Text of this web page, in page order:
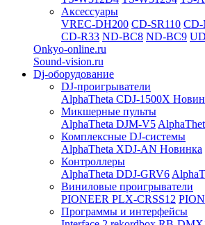
Аксессуары
VREC-DH200 CD-SR110
CD-R33 ND-BC8 ND-BC9
Onkyo-online.ru
Sound-vision.ru
Dj-оборудование
DJ-проигрыватели
AlphaTheta CDJ-1500X
Микшерные пульты
AlphaTheta DJM-V5
Комплексные DJ-системы
AlphaTheta XDJ-AN Новинка
Контроллеры
AlphaTheta DDJ-GRV6
Виниловые проигрыватели
PIONEER PLX-CRSS12
Программы и интерфейсы